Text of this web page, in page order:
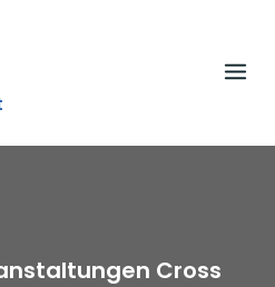
Cross